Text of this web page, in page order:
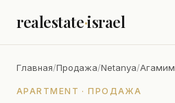
realestate·israel
Главная/Продажа/Netanya/Агамим
APARTMENT · ПРОДАЖА